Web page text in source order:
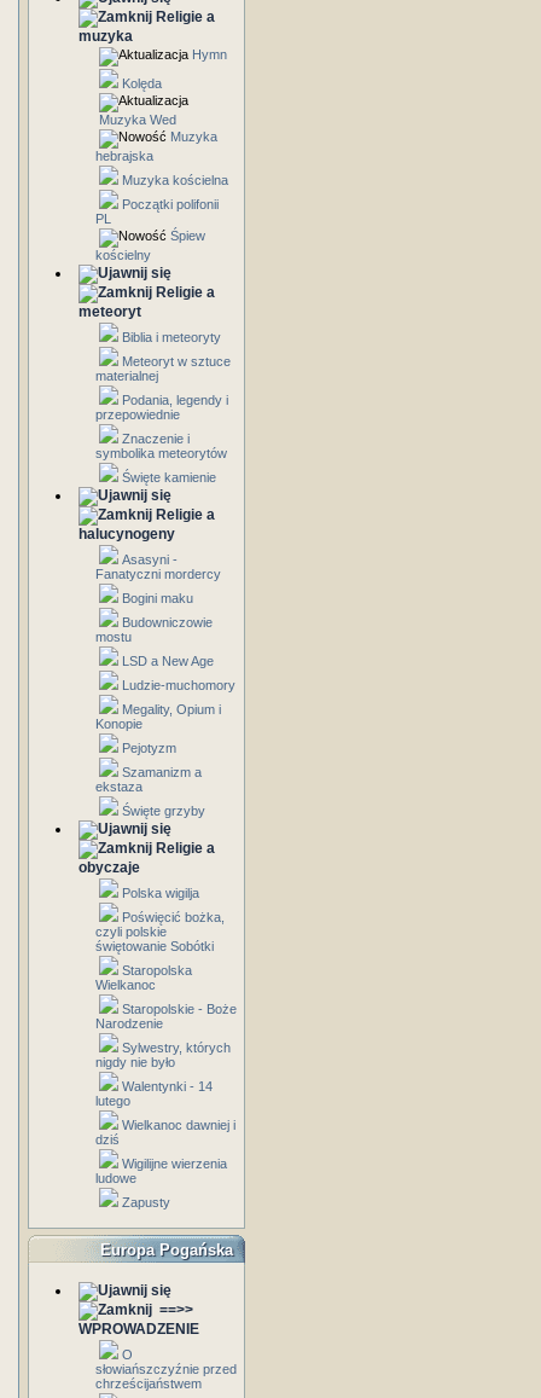
Religie a
muzyka
Hymn
Kolęda
Muzyka Wed
Muzyka
hebrajska
Muzyka kościelna
Początki polifonii
PL
Śpiew
kościelny
Religie a
meteoryt
Biblia i meteoryty
Meteoryt w sztuce
materialnej
Podania, legendy i
przepowiednie
Znaczenie i
symbolika meteorytów
Święte kamienie
Religie a
halucynogeny
Asasyni -
Fanatyczni mordercy
Bogini maku
Budowniczowie
mostu
LSD a New Age
Ludzie-muchomory
Megality, Opium i
Konopie
Pejotyzm
Szamanizm a
ekstaza
Święte grzyby
Religie a
obyczaje
Polska wigilja
Poświęcić bożka,
czyli polskie
świętowanie Sobótki
Staropolska
Wielkanoc
Staropolskie - Boże
Narodzenie
Sylwestry, których
nigdy nie było
Walentynki - 14
lutego
Wielkanoc dawniej i
dziś
Wigilijne wierzenia
ludowe
Zapusty
Europa Pogańska
==>>
WPROWADZENIE
O
słowiańszczyźnie przed
chrześcijaństwem